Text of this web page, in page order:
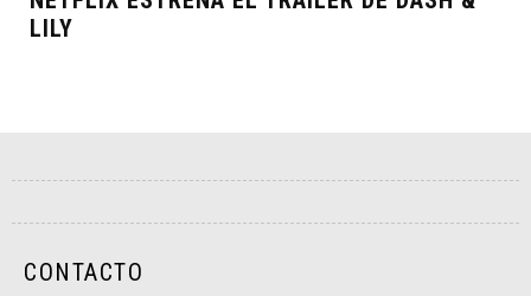
LILY
CONTACTO